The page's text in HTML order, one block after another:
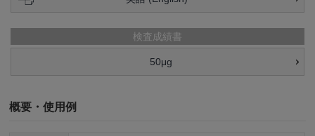
検査成績書
50μg
概要・使用例